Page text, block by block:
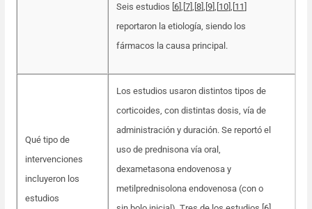
Seis estudios [ 6] 7] 8] 9],[ 10] 11
reportaron la etiología, siendo los
fármacos la causa principal.
Qué tipo de
intervenciones
incluyeron los
estudios
Los estudios usaron distintos tipos de
corticoides, con distintas dosis, vía de
administración y duración. Se reportó el
uso de prednisona vía oral,
dexametasona endovenosa y
metilprednisolona endovenosa (con o